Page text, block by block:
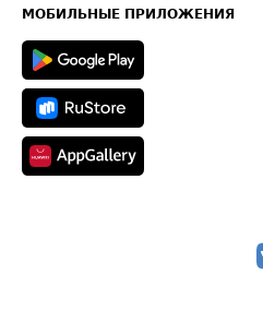
Техническая информация
МОБИЛЬНЫЕ ПРИЛОЖЕНИЯ